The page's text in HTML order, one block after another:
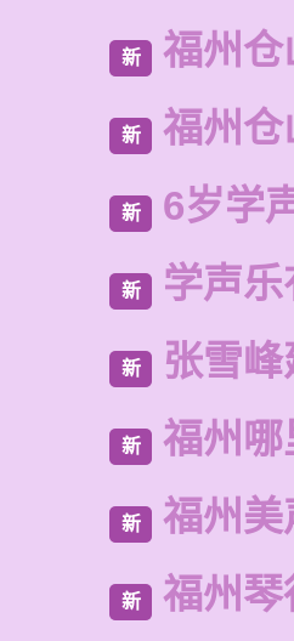
新 福州仓
新 福州仓
新 6岁学
新 学声乐
新 张雪
新 福州哪
新 福州美
新 福州琴